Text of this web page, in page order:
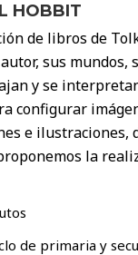
HOBBIT
de libros de
sus mundos,
y se
configurar
e ilustraciones,
la
de primaria y